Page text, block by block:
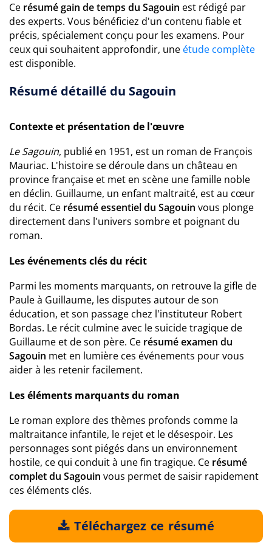
Ce résumé gain de temps du Sagouin est rédigé par
des experts. Vous bénéficiez d'un contenu fiable et
précis, spécialement conçu pour les examens. Pour
ceux qui souhaitent approfondir, une étude complète
est disponible.
Résumé détaillé du Sagouin
Contexte et présentation de l'œuvre
Le Sagouin, publié en 1951, est un roman de François
Mauriac. L'histoire se déroule dans un château en
province française et met en scène une famille noble
en déclin. Guillaume, un enfant maltraité, est au cœur
du récit. Ce résumé essentiel du Sagouin vous plonge
directement dans l'univers sombre et poignant du
roman.
Les événements clés du récit
Parmi les moments marquants, on retrouve la gifle de
Paule à Guillaume, les disputes autour de son
éducation, et son passage chez l'instituteur Robert
Bordas. Le récit culmine avec le suicide tragique de
Guillaume et de son père. Ce résumé examen du
Sagouin met en lumière ces événements pour vous
aider à les retenir facilement.
Les éléments marquants du roman
Le roman explore des thèmes profonds comme la
maltraitance infantile, le rejet et le désespoir. Les
personnages sont piégés dans un environnement
hostile, ce qui conduit à une fin tragique. Ce résumé
complet du Sagouin vous permet de saisir rapidement
ces éléments clés.
Téléchargez ce résumé